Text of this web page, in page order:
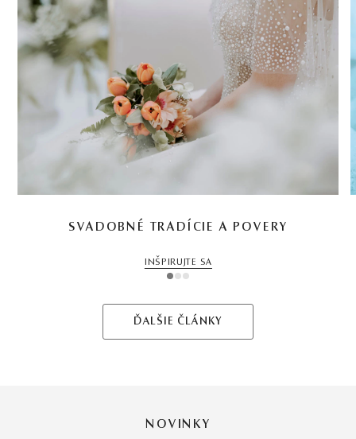
SVADOBNÉ TRADÍCIE A POVERY
INŠPIRUJTE SA
1 2 3
ĎALŠIE ČLÁNKY
NOVINKY